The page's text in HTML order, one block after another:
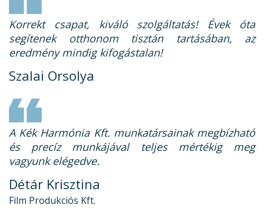
Korrekt csapat, kiváló szolgáltatás! Évek óta
segítenek otthonom tisztán tartásában, az
eredmény mindig kifogástalan!
Szalai Orsolya
A Kék Harmónia Kft. munkatársainak megbízható
és precíz munkájával teljes mértékig meg
vagyunk elégedve.
Détár Krisztina
Film Produkciós Kft.